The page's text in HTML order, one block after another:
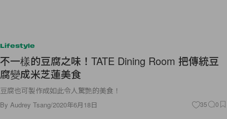
Lifestyle
不一樣的豆腐之味！TATE Dining Room 把傳統豆
腐變成米芝蓮美食
豆腐也可製作成如此令人驚艷的美食！
By Audrey Tsang/2020年6月18日 35 0